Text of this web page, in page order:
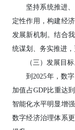
坚持系统推进
定性作用，构建经
发展新机制。结合
统谋划、务实推进
（三）发展目标
到2025年，数
加值占GDP比重达
智能化水平明显增
数字经济治理体系